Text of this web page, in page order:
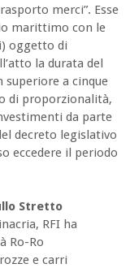
merci”. Esse
marittimo con le
oggetto di
la durata del
a cinque
di proporzionalità,
da parte
decreto legislativo
eccedere il periodo
Stretto
RFI ha
Ro-Ro
e carri